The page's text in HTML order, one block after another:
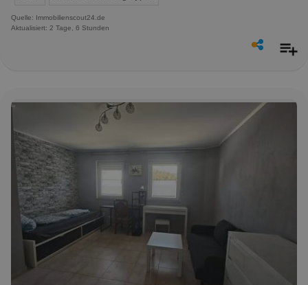
Quelle: Immobilienscout24.de
Aktualisiert: 2 Tage, 6 Stunden